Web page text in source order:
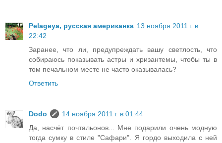
Pelageya, русская американка 13 ноября 2011 г. в
22:42
Заранее, что ли, предупреждать вашу светлость, что
собираюсь показывать астры и хризантемы, чтобы ты в
том печальном месте не часто оказывалась?
Ответить
Dodo
14 ноября 2011 г. в 01:44
Да, насчёт почтальонов... Мне подарили очень модную
тогда сумку в стиле "Сафари". Я гордо выходила с ней